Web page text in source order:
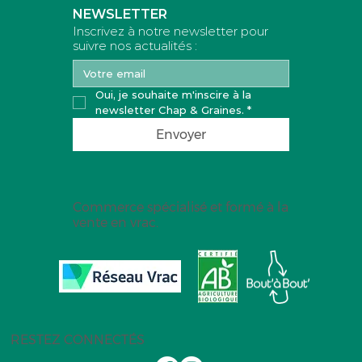
NEWSLETTER
Inscrivez à notre newsletter pour
suivre nos actualités :
Oui, je souhaite m'inscire à la
newsletter Chap & Graines. *
Envoyer
RESTEZ CONNECTÉS
Commerce spécialisé et formé à la
vente en vrac.